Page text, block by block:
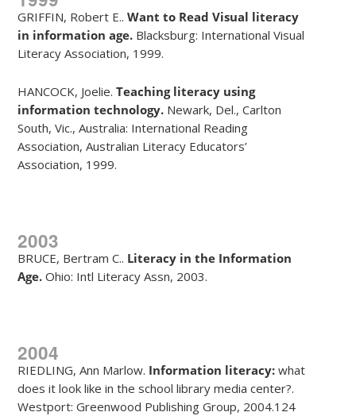
GRIFFIN, Robert E..Want to Read Visual literacy
in information age. Blacksburg: International Visual
Literacy Association, 1999.
HANCOCK, Joelie.Teaching literacy using
information technology. Newark, Del., Carlton
South, Vic., Australia: International Reading
Association, Australian Literacy Educators’
Association, 1999.
2003
BRUCE, Bertram C.. Literacy in the Information
Age.Ohio: Intl Literacy Assn, 2003.
2004
RIEDLING, Ann Marlow. Information literacy:what
does it look like in the school library media center?.
Westport: Greenwood Publishing Group, 2004.124